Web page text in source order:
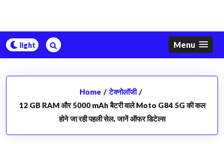
Menu
Home / टेक्नोलॉजी /
12 GB RAM और 5000 mAh बैटरी वाले Moto G84 5G की कल
होने जा रही पहली सेल, जानें ऑफर डिटेल्स